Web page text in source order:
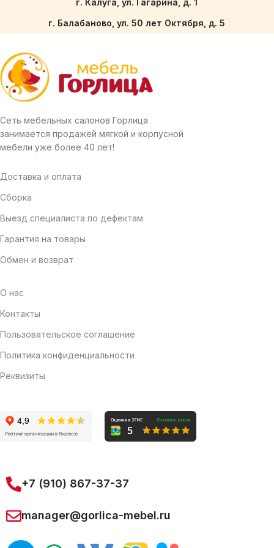
г. Калуга, ул. Гагарина, д. 1
г. Балабаново, ул. 50 лет Октября, д. 5
Сеть мебельных салонов Горлица
занимается продажей мягкой и корпусной
мебели уже более 40 лет!
Доставка и оплата
Сборка
Выезд специалиста по дефектам
Гарантия на товары
Обмен и возврат
О нас
Контакты
Пользовательское соглашение
Политика конфиденциальности
Реквизиты
+7 (910) 867-37-37
manager@gorlica-mebel.ru